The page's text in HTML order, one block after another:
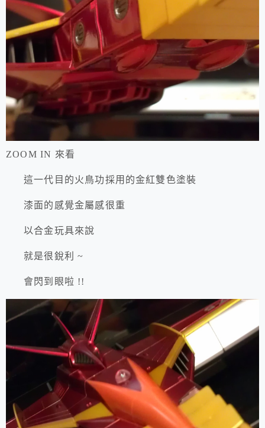
ZOOM IN 來看
這一代目的火鳥功採用的金紅雙色塗裝
漆面的感覺金屬感很重
以合金玩具來說
就是很銳利 ~
會閃到眼啦 !!